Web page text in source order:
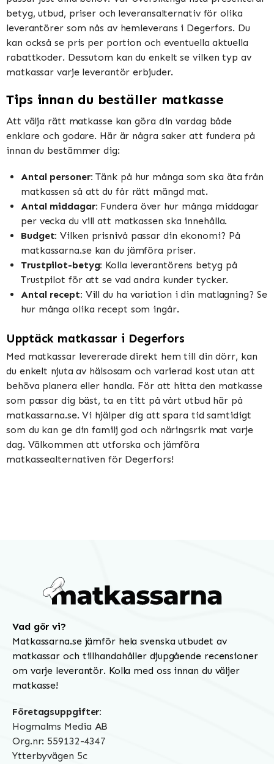
betyg, utbud, priser och leveransalternativ för olika
leverantörer som nås av hemleverans i Degerfors. Du
kan också se pris per portion och eventuella aktuella
rabattkoder. Dessutom kan du enkelt se vilken typ av
matkassar varje leverantör erbjuder.
Tips innan du beställer matkasse
Att välja rätt matkasse kan göra din vardag både
enklare och godare. Här är några saker att fundera på
innan du bestämmer dig:
Antal personer: Tänk på hur många som ska äta från
matkassen så att du får rätt mängd mat.
Antal middagar: Fundera över hur många middagar
per vecka du vill att matkassen ska innehålla.
Budget: Vilken prisnivå passar din ekonomi? På
matkassarna.se kan du jämföra priser.
Trustpilot-betyg: Kolla leverantörens betyg på
Trustpilot för att se vad andra kunder tycker.
Antal recept: Vill du ha variation i din matlagning? Se
hur många olika recept som ingår.
Upptäck matkassar i Degerfors
Med matkassar levererade direkt hem till din dörr, kan
du enkelt njuta av hälsosam och varierad kost utan att
behöva planera eller handla. För att hitta den matkasse
som passar dig bäst, ta en titt på vårt utbud här på
matkassarna.se. Vi hjälper dig att spara tid samtidigt
som du kan ge din familj god och näringsrik mat varje
dag. Välkommen att utforska och jämföra
matkassealternativen för Degerfors!
Vad gör vi?
Matkassarna.se jämför hela svenska utbudet av
matkassar och tillhandahåller djupgående recensioner
om varje leverantör. Kolla med oss innan du väljer
matkasse!
Företagsuppgifter:
Hogmalms Media AB
Org.nr: 559132-4347
Ytterbyvägen 5c